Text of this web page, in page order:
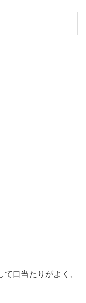
口当たりがよく、